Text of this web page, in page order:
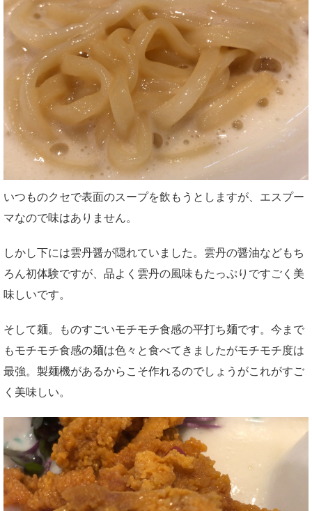
いつものクセで表面のスープを飲もうとしますが、エスプー
マなので味はありません。
しかし下には雲丹醤が隠れていました。雲丹の醤油などもち
ろん初体験ですが、品よく雲丹の風味もたっぷりですごく美
味しいです。
そして麺。ものすごいモチモチ食感の平打ち麺です。今まで
もモチモチ食感の麺は色々と食べてきましたがモチモチ度は
最強。製麺機があるからこそ作れるのでしょうがこれがすご
く美味しい。